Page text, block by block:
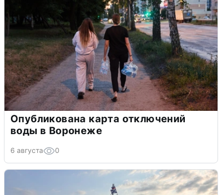
Опубликована карта отключений
воды в Воронеже
6 августа 0